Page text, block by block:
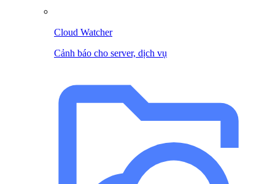
Cloud Watcher
Cảnh báo cho server, dịch vụ